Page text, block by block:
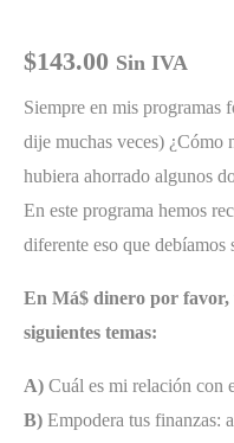
$143.00 Sin IVA
Siempre en mis programas
dije muchas veces) ¿Cómo
hubiera ahorrado algunos
En este programa hemos
diferente eso que debíamos
En Má$ dinero por favor,
siguientes temas:
A) Cuál es mi relación con
B) Empodera tus finanzas: